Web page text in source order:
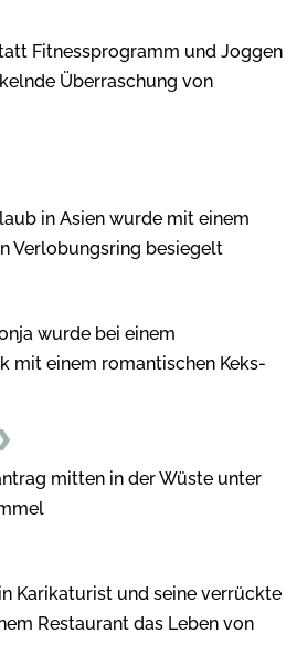
Fitnessprogramm und Joggen
Überraschung von
in Asien wurde mit einem
Verlobungsring besiegelt
wurde bei einem
mit einem romantischen Keks-
mitten in der Wüste unter
Karikaturist und seine verrückte
Restaurant das Leben von